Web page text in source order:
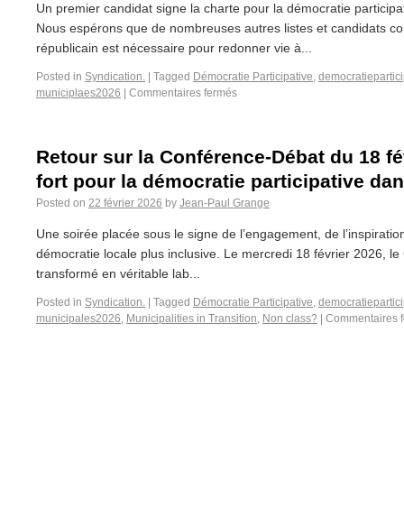
Un premier candidat signe la charte pour la démocratie
Nous espérons que de nombreuses autres listes et candidats
républicain est nécessaire pour redonner vie à...
Posted in Syndication. Tagged Démocratie Participative,
municiplaes2026
Commentaires fermés
Retour sur la Conférence-Débat du 18
fort pour la démocratie participative
Posted on 22 février 2026 by Jean-Paul Grange
Une soirée placée sous le signe de l’engagement, de
démocratie locale plus inclusive. Le mercredi 18 février 2026, le
transformé en véritable lab...
Posted in Syndication. Tagged Démocratie Participative,
municipales2026, Municipalities in Transition, Non class? Commentaires